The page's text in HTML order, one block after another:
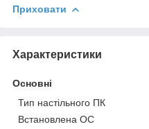
Приховати
Характеристики
Основні
Тип настільного ПК
Встановлена ОС